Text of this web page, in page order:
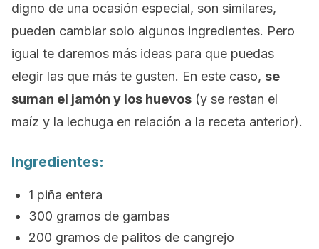
digno de una ocasión especial, son similares,
pueden cambiar solo algunos ingredientes. Pero
igual te daremos más ideas para que puedas
elegir las que más te gusten. En este caso, se
suman el jamón y los huevos (y se restan el
maíz y la lechuga en relación a la receta anterior).
Ingredientes:
1 piña entera
300 gramos de gambas
200 gramos de palitos de cangrejo